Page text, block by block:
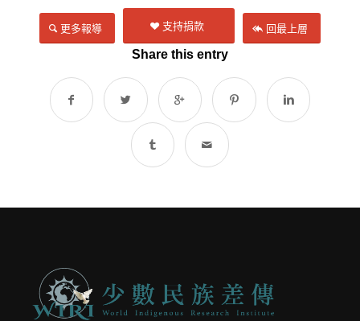
更多報導 支持捐款 回最上層
Share this entry